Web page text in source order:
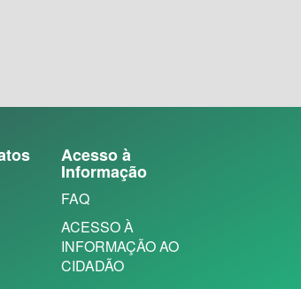
Acesso à
Informação
FAQ
ACESSO À
INFORMAÇÃO AO
CIDADÃO